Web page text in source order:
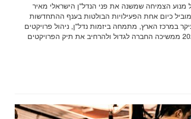
לדעת על מנוע הצמיחה שמשנה את פני הנדל"ן הישראלי מאיר
מוביל כיום אחת הפעילויות הבולטות בענף ההתחדשות
במרכז הארץ, מתמחה ביזמות נדל"ן, ניהול פרויקטים
מגורים ומימון עסקאות מורכבות. ב-2026 ממשיכה החברה לגדול ולהרחיב את תיק הפרויקטים